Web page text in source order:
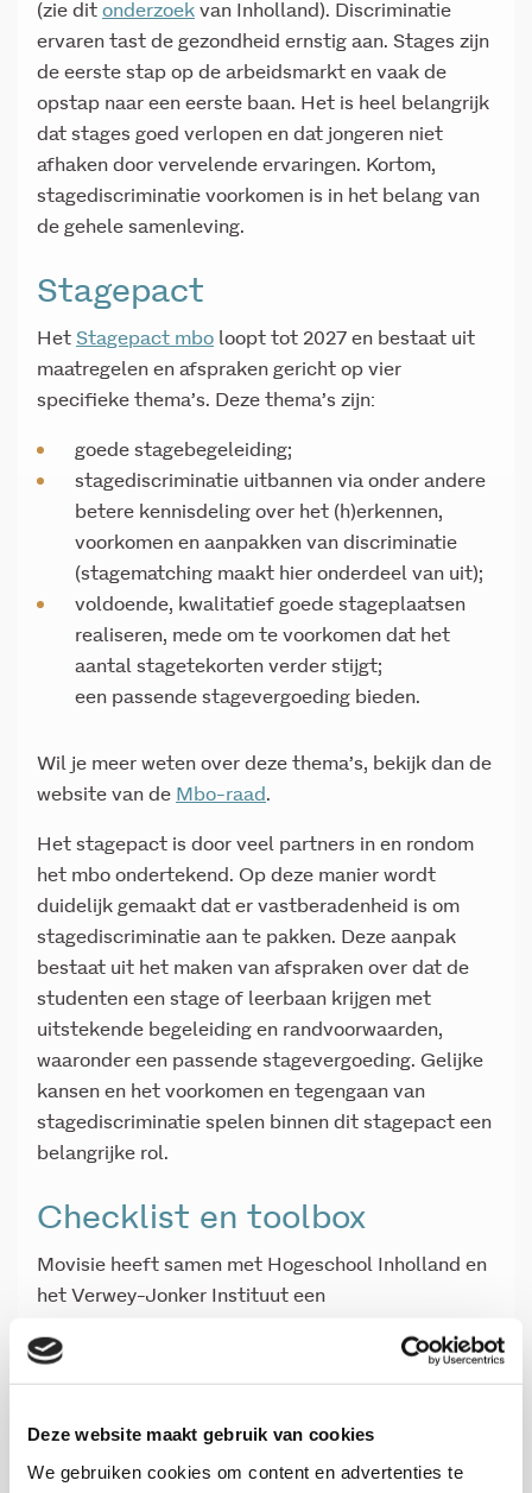
Deze website maakt gebruik van cookies
We gebruiken cookies om content en advertenties te
(zie dit onderzoek van Inholland). Discriminatie
ervaren tast de gezondheid ernstig aan. Stages zijn
de eerste stap op de arbeidsmarkt en vaak de
opstap naar een eerste baan. Het is heel belangrijk
dat stages goed verlopen en dat jongeren niet
afhaken door vervelende ervaringen. Kortom,
stagediscriminatie voorkomen is in het belang van
de gehele samenleving.
Stagepact
Het Stagepact mbo loopt tot 2027 en bestaat uit
maatregelen en afspraken gericht op vier
specifieke thema’s. Deze thema’s zijn:
goede stagebegeleiding;
stagediscriminatie uitbannen via onder andere
betere kennisdeling over het (h)erkennen,
voorkomen en aanpakken van discriminatie
(stagematching maakt hier onderdeel van uit);
voldoende, kwalitatief goede stageplaatsen
realiseren, mede om te voorkomen dat het
aantal stagetekorten verder stijgt;
een passende stagevergoeding bieden.
Wil je meer weten over deze thema’s, bekijk dan de
website van de Mbo-raad.
Het stagepact is door veel partners in en rondom
het mbo ondertekend. Op deze manier wordt
duidelijk gemaakt dat er vastberadenheid is om
stagediscriminatie aan te pakken. Deze aanpak
bestaat uit het maken van afspraken over dat de
studenten een stage of leerbaan krijgen met
uitstekende begeleiding en randvoorwaarden,
waaronder een passende stagevergoeding. Gelijke
kansen en het voorkomen en tegengaan van
stagediscriminatie spelen binnen dit stagepact een
belangrijke rol.
Checklist en toolbox
Movisie heeft samen met Hogeschool Inholland en
het Verwey-Jonker Instituut een
van mbo’s. Deze checklist bestaat uit zeven taken
die elke onderwijsinstelling moet oppakken om de
geven. Aanvullend op de checklist hebben de drie
partijen een toolbox ontwikkeld met extra